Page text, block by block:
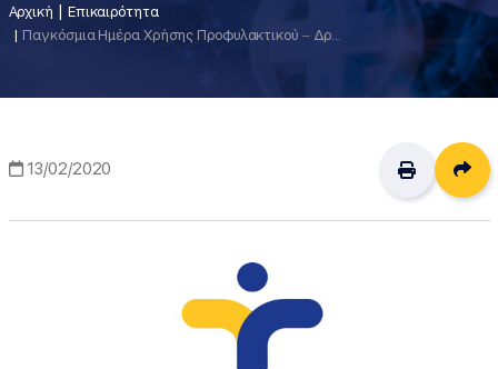
Αρχική
Επικαιρότητα
13/02/2020